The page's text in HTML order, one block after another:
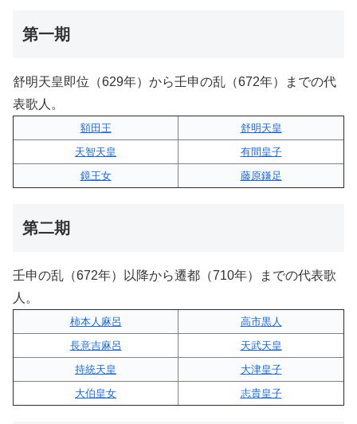
第一期
舒明天皇即位（629年）から壬申の乱（672年）までの代
表歌人。
額田王
舒明天皇
天智天皇
有間皇子
鏡王女
藤原鎌足
第二期
壬申の乱（672年）以降から遷都（710年）までの代表歌
人。
柿本人麻呂
高市黒人
長意吉麻呂
天武天皇
持統天皇
大津皇子
大伯皇女
志貴皇子